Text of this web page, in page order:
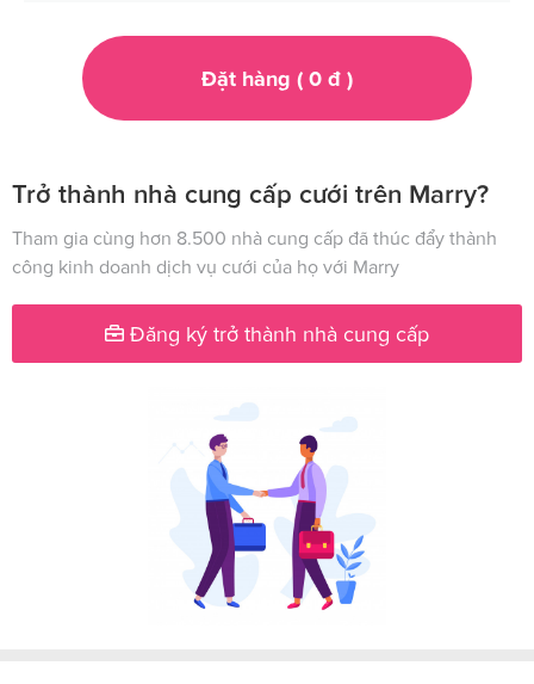
Đặt hàng ( 0đ )
Trở thành nhà cung cấp cưới trên Marry?
Tham gia cùng hơn 8.500 nhà cung cấp đã thúc đẩy thành
công kinh doanh dịch vụ cưới của họ với Marry
Đăng ký trở thành nhà cung cấp